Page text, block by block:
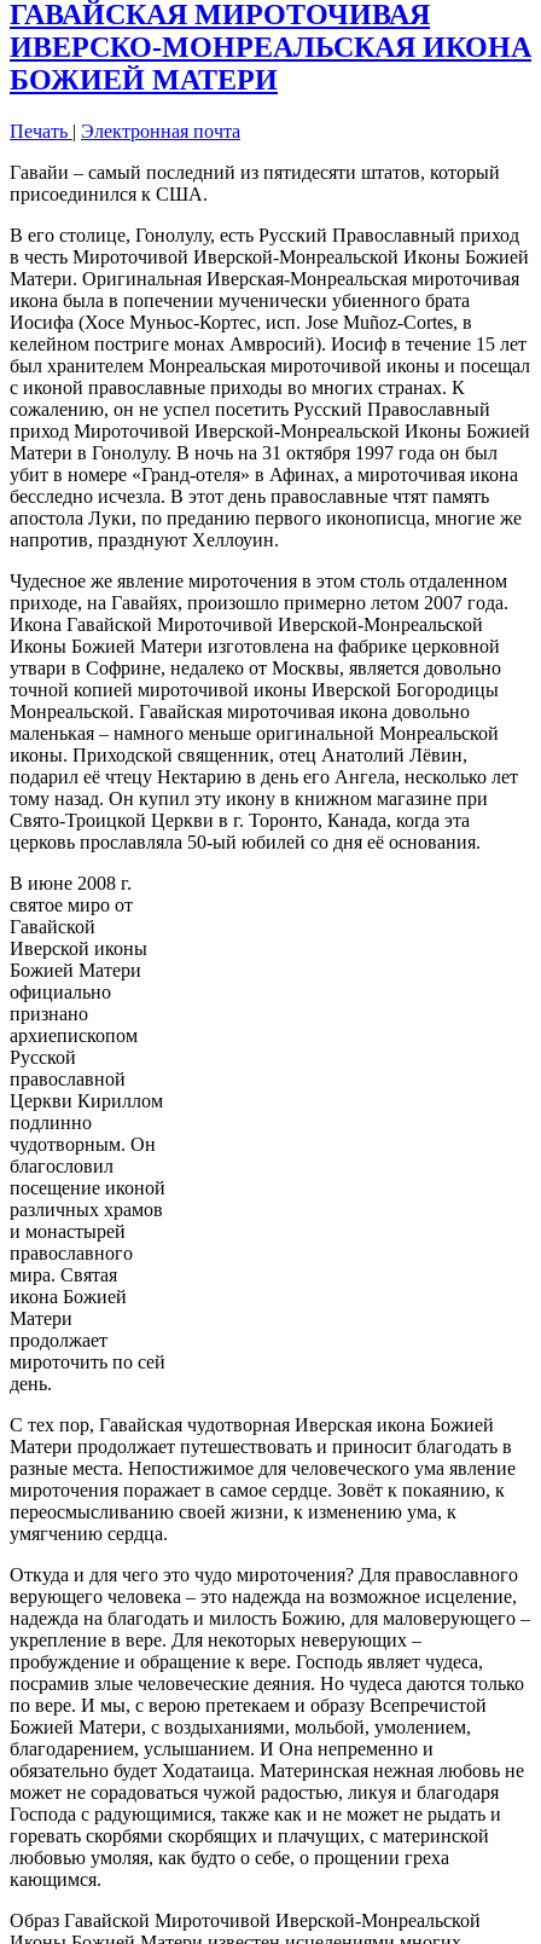
ГАВАЙСКАЯ МИРОТОЧИВАЯ
ИВЕРСКО-МОНРЕАЛЬСКАЯ ИКОНА
БОЖИЕЙ МАТЕРИ
Печать | Электронная почта
Гавайи – самый последний из пятидесяти штатов, который
присоединился к США.
В его столице, Гонолулу, есть Русский Православный приход
в честь Мироточивой Иверской-Монреальской Иконы Божией
Матери. Оригинальная Иверская-Монреальская мироточивая
икона была в попечении мученически убиенного брата
Иосифа (Хосе Муньос-Кортес, исп. Jose Muñoz-Cortes, в
келейном постриге монах Амвросий). Иосиф в течение 15 лет
был хранителем Монреальская мироточивой иконы и посещал
с иконой православные приходы во многих странах. К
сожалению, он не успел посетить Русский Православный
приход Мироточивой Иверской-Монреальской Иконы Божией
Матери в Гонолулу. В ночь на 31 октября 1997 года он был
убит в номере «Гранд-отеля» в Афинах, а мироточивая икона
бесследно исчезла. В этот день православные чтят память
апостола Луки, по преданию первого иконописца, многие же
напротив, празднуют Хеллоуин.
Чудесное же явление мироточения в этом столь отдаленном
приходе, на Гавайях, произошло примерно летом 2007 года.
Икона Гавайской Мироточивой Иверской-Монреальской
Иконы Божией Матери изготовлена на фабрике церковной
утвари в Софрине, недалеко от Москвы, является довольно
точной копией мироточивой иконы Иверской Богородицы
Монреальской. Гавайская мироточивая икона довольно
маленькая – намного меньше оригинальной Монреальской
иконы. Приходской священник, отец Анатолий Лёвин,
подарил её чтецу Нектарию в день его Ангела, несколько лет
тому назад. Он купил эту икону в книжном магазине при
Свято-Троицкой Церкви в г. Торонто, Канада, когда эта
церковь прославляла 50-ый юбилей со дня её основания.
В июне 2008 г.
святое миро от
Гавайской
Иверской иконы
Божией Матери
официально
признано
архиепископом
Русской
православной
Церкви Кириллом
подлинно
чудотворным. Он
благословил
посещение иконой
различных храмов
и монастырей
православного
мира. Святая
икона Божией
Матери
продолжает
мироточить по сей
день.
С тех пор, Гавайская чудотворная Иверская икона Божией
Матери продолжает путешествовать и приносит благодать в
разные места. Непостижимое для человеческого ума явление
мироточения поражает в самое сердце. Зовёт к покаянию, к
переосмысливанию своей жизни, к изменению ума, к
умягчению сердца.
Откуда и для чего это чудо мироточения? Для православного
верующего человека – это надежда на возможное исцеление,
надежда на благодать и милость Божию, для маловерующего –
укрепление в вере. Для некоторых неверующих –
пробуждение и обращение к вере. Господь являет чудеса,
посрамив злые человеческие деяния. Но чудеса даются только
по вере. И мы, с верою претекаем и образу Всепречистой
Божией Матери, с воздыханиями, мольбой, умолением,
благодарением, услышанием. И Она непременно и
обязательно будет Ходатаица. Материнская нежная любовь не
может не сорадоваться чужой радостью, ликуя и благодаря
Господа с радующимися, также как и не может не рыдать и
горевать скорбями скорбящих и плачущих, с материнской
любовью умоляя, как будто о себе, о прощении греха
кающимся.
Образ Гавайской Мироточивой Иверской-Монреальской